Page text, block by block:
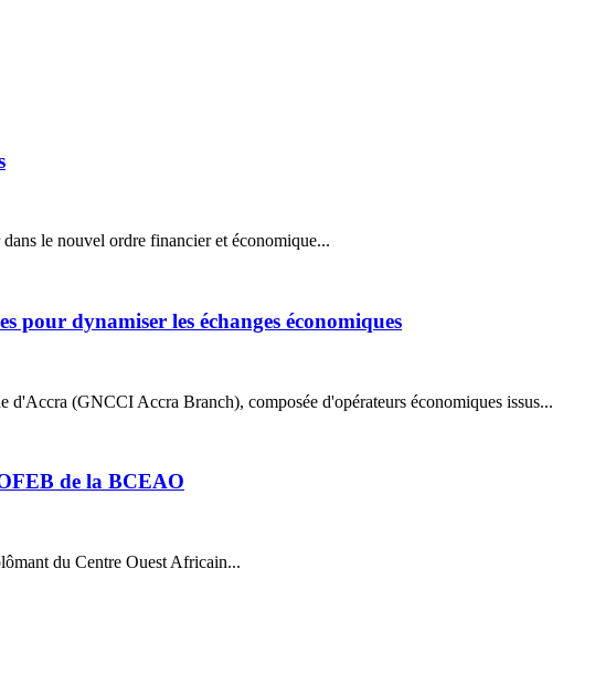
le nouvel ordre financier et économique...
pour dynamiser les échanges économiques
(GNCCI Accra Branch), composée d'opérateurs économiques issus...
de la BCEAO
du Centre Ouest Africain...